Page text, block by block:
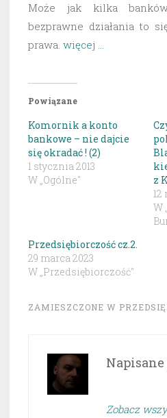
Może jak kilka
bezprawne działania to
prawa. więcej …
Powiązane
Komornik a konto
bankowe – nie dajcie
się okradać ! (2)
1 stycznia 2013
W „Ogólne"
z
12
W
Przedsiębiorczość cz.2.
29 marca 2023
W „Przedsiębiorczość"
ZAMIESZCZONE W
Napisane
Zobacz